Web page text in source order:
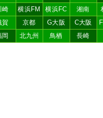
崎 横浜FM 横浜FC 湘南
賀 京都 G大阪 C大阪
岡 北九州 鳥栖 長崎